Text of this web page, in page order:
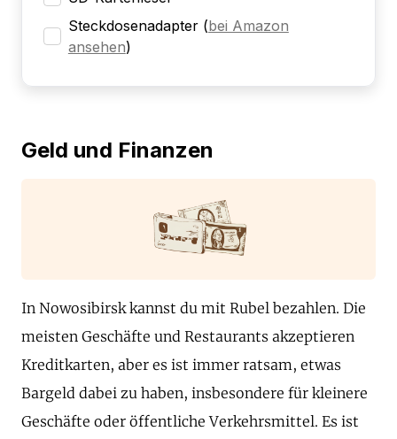
Steckdosenadapter (bei Amazon
ansehen)
Geld und Finanzen
In Nowosibirsk kannst du mit Rubel bezahlen. Die
meisten Geschäfte und Restaurants akzeptieren
Kreditkarten, aber es ist immer ratsam, etwas
Bargeld dabei zu haben, insbesondere für kleinere
Geschäfte oder öffentliche Verkehrsmittel. Es ist